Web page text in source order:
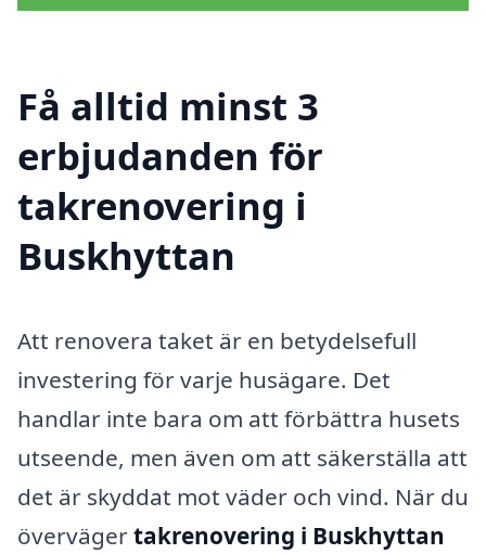
Få alltid minst 3
erbjudanden för
takrenovering i
Buskhyttan
Att renovera taket är en betydelsefull
investering för varje husägare. Det
handlar inte bara om att förbättra husets
utseende, men även om att säkerställa att
det är skyddat mot väder och vind. När du
övervägertakrenovering i Buskhyttan